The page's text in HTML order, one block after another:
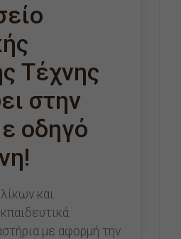
Τέχνης
στην
οδηγό
και
με αφορμή την